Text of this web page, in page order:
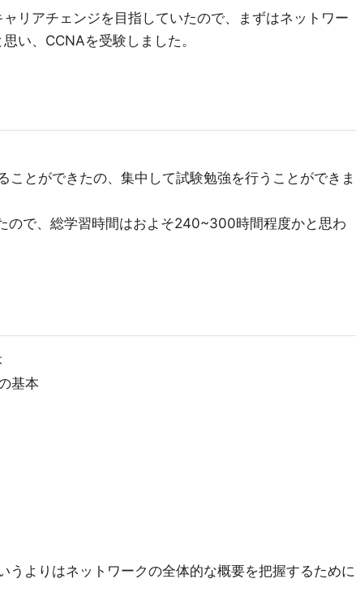
リアチェンジを目指していたので、まずはネットワー
い、CCNAを受験しました。
ことができたの、集中して試験勉強を行うことができま
ので、総学習時間はおよそ240~300時間程度かと思わ
基本
うよりはネットワークの全体的な概要を把握するために